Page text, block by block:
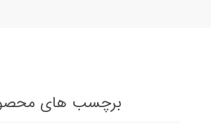
برچسب های